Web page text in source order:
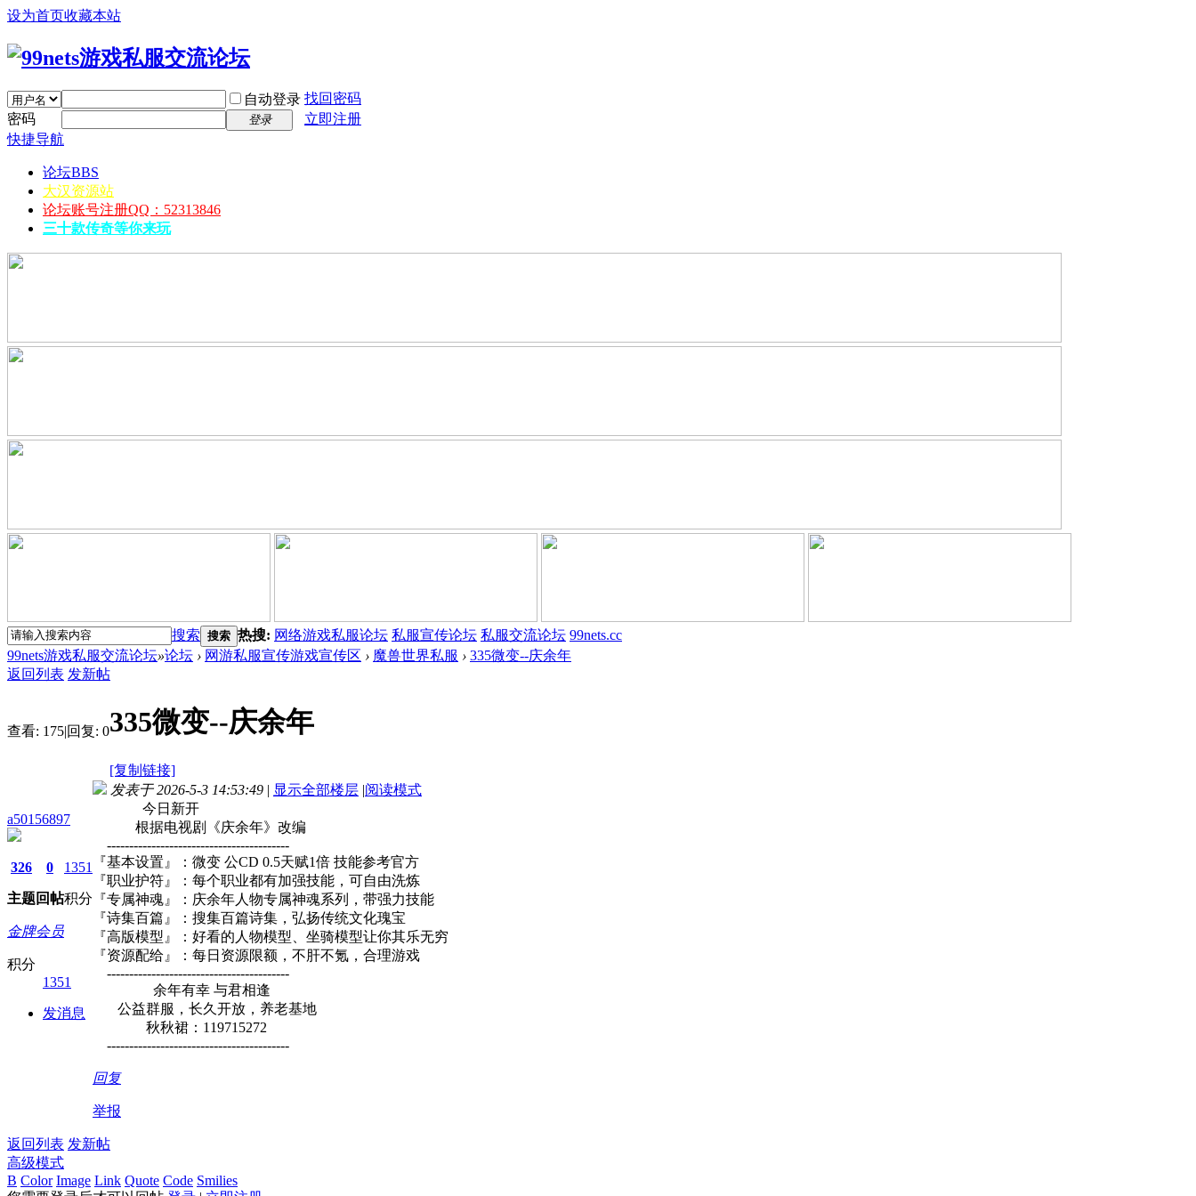
设为首页收藏本站
自动登录 找回密码
密码
登录
立即注册
快捷导航
论坛BBS
大汉资源站
论坛账号注册QQ：52313846
三十款传奇等你来玩
搜索 搜索 热搜: 网络游戏私服论坛 私服宣传论坛 私服交流论坛 99nets.cc
99nets游戏私服交流论坛»论坛 › 网游私服宣传游戏宣传区 › 魔兽世界私服 › 335微变--庆余年
返回列表 发新帖
查看: 175|回复: 0335微变--庆余年
[复制链接]
a50156897
326
主题
0
回帖
1351
积分
金牌会员
积分
1351
发消息
发表于 2026-5-3 14:53:49 | 显示全部楼层 |阅读模式
今日新开
根据电视剧《庆余年》改编
-----------------------------------------
『基本设置』：微变 公CD 0.5天赋1倍 技能参考官方
『职业护符』：每个职业都有加强技能，可自由洗炼
『专属神魂』：庆余年人物专属神魂系列，带强力技能
『诗集百篇』：搜集百篇诗集，弘扬传统文化瑰宝
『高版模型』：好看的人物模型、坐骑模型让你其乐无穷
『资源配给』：每日资源限额，不肝不氪，合理游戏
-----------------------------------------
余年有幸 与君相逢
公益群服，长久开放，养老基地
秋秋裙：119715272
-----------------------------------------
回复
举报
返回列表 发新帖
高级模式
B Color Image Link Quote Code Smilies